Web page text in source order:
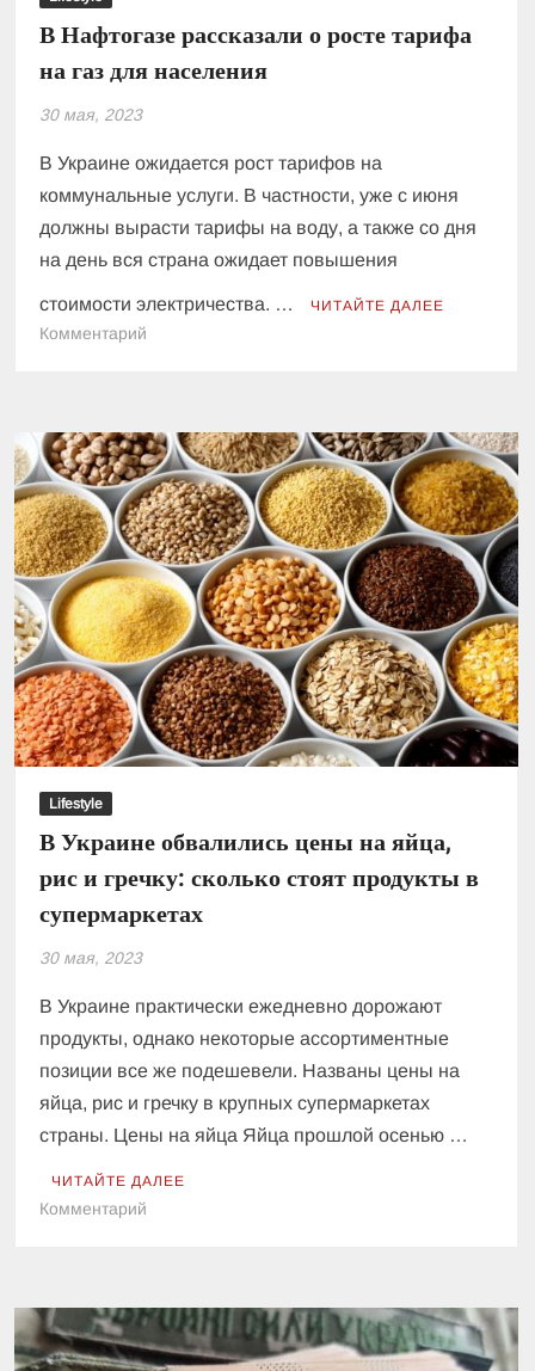
В Нафтогазе рассказали о росте тарифа
на газ для населения
30 мая, 2023
В Украине ожидается рост тарифов на
коммунальные услуги. В частности, уже с июня
должны вырасти тарифы на воду, а также со дня
на день вся страна ожидает повышения
стоимости электричества. … ЧИТАЙТЕ ДАЛЕЕ
Комментарий
о
росте
тарифа
на
газ
для
населения
Lifestyle
В Украине обвалились цены на яйца,
рис и гречку: сколько стоят продукты в
супермаркетах
30 мая, 2023
В Украине практически ежедневно дорожают
продукты, однако некоторые ассортиментные
позиции все же подешевели. Названы цены на
яйца, рис и гречку в крупных супермаркетах
страны. Цены на яйца Яйца прошлой осенью …
ЧИТАЙТЕ ДАЛЕЕ
Комментарий
цены
на